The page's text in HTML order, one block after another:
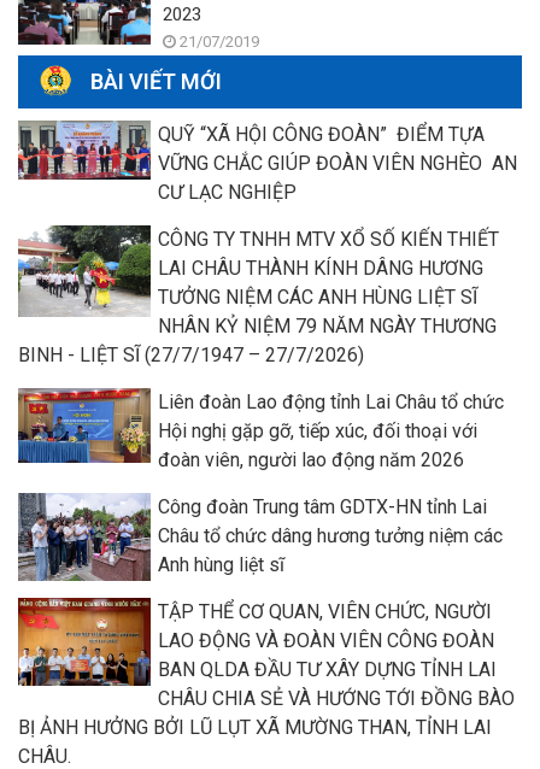
2023
21/07/2019
BÀI VIẾT MỚI
QUỸ “XÃ HỘI CÔNG ĐOÀN” ĐIỂM TỰA
VỮNG CHẮC GIÚP ĐOÀN VIÊN NGHÈO AN
CƯ LẠC NGHIỆP
CÔNG TY TNHH MTV XỔ SỐ KIẾN THIẾT
LAI CHÂU THÀNH KÍNH DÂNG HƯƠNG
TƯỞNG NIỆM CÁC ANH HÙNG LIỆT SĨ
NHÂN KỶ NIỆM 79 NĂM NGÀY THƯƠNG
BINH - LIỆT SĨ (27/7/1947 – 27/7/2026)
Liên đoàn Lao động tỉnh Lai Châu tổ chức
Hội nghị gặp gỡ, tiếp xúc, đối thoại với
đoàn viên, người lao động năm 2026
Công đoàn Trung tâm GDTX-HN tỉnh Lai
Châu tổ chức dâng hương tưởng niệm các
Anh hùng liệt sĩ
TẬP THỂ CƠ QUAN, VIÊN CHỨC, NGƯỜI
LAO ĐỘNG VÀ ĐOÀN VIÊN CÔNG ĐOÀN
BAN QLDA ĐẦU TƯ XÂY DỰNG TỈNH LAI
CHÂU CHIA SẺ VÀ HƯỚNG TỚI ĐỒNG BÀO
BỊ ẢNH HƯỞNG BỞI LŨ LỤT XÃ MƯỜNG THAN, TỈNH LAI
CHÂU.